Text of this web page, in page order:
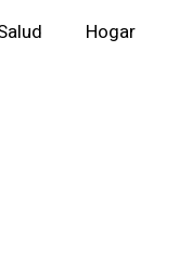
Hogar